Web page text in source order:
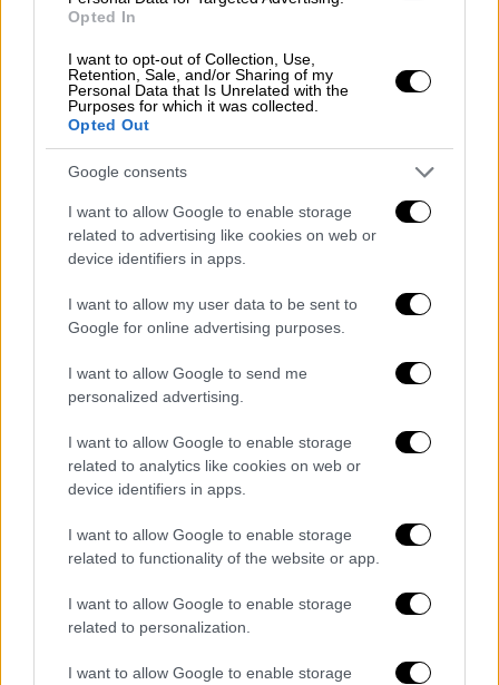
Opted In
I want to opt-out of Collection, Use,
Retention, Sale, and/or Sharing of my
Personal Data that Is Unrelated with the
Purposes for which it was collected.
Opted Out
Google consents
I want to allow Google to enable storage
related to advertising like cookies on web or
device identifiers in apps.
I want to allow my user data to be sent to
Google for online advertising purposes.
I want to allow Google to send me
personalized advertising.
I want to allow Google to enable storage
related to analytics like cookies on web or
device identifiers in apps.
I want to allow Google to enable storage
related to functionality of the website or app.
I want to allow Google to enable storage
related to personalization.
I want to allow Google to enable storage
Lifestyle|09.11.2021 15:00
Great Gatsby, η πρώην του Αργυρού στο
Voice και ο πιο σέξι Έλληνας
Παπαρατσικά απρόοπτα, δηλώσεις
«δηλητήριο» και περιστατικά που έγιναν
viral στο «παράλληλο σύμπαν»
των celebrities